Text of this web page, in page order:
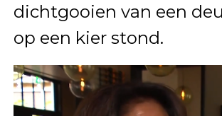
dichtgooien van een
op een kier stond.